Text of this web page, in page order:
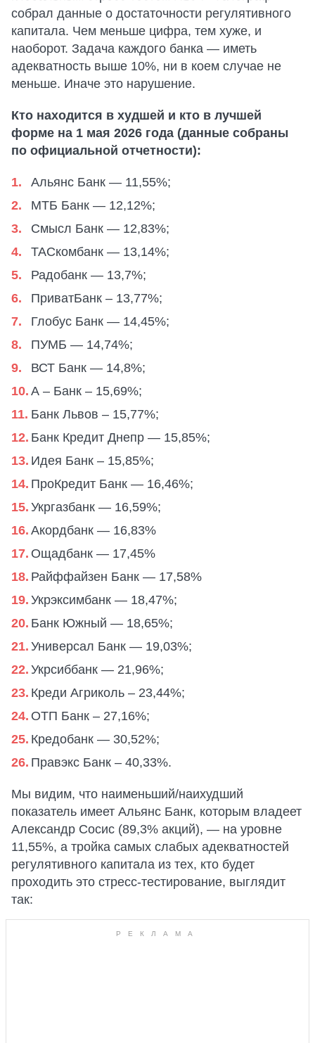
собрал данные о достаточности регулятивного
капитала. Чем меньше цифра, тем хуже, и
наоборот. Задача каждого банка — иметь
адекватность выше 10%, ни в коем случае не
меньше. Иначе это нарушение.
Кто находится в худшей и кто в лучшей
форме на 1 мая 2026 года (данные собраны
по официальной отчетности):
Альянс Банк — 11,55%;
МТБ Банк — 12,12%;
Смысл Банк — 12,83%;
ТАСкомбанк — 13,14%;
Радобанк — 13,7%;
ПриватБанк – 13,77%;
Глобус Банк — 14,45%;
ПУМБ — 14,74%;
ВСТ Банк — 14,8%;
А – Банк – 15,69%;
Банк Львов – 15,77%;
Банк Кредит Днепр — 15,85%;
Идея Банк – 15,85%;
ПроКредит Банк — 16,46%;
Укргазбанк — 16,59%;
Акордбанк — 16,83%
Ощадбанк — 17,45%
Райффайзен Банк — 17,58%
Укрэксимбанк — 18,47%;
Банк Южный — 18,65%;
Универсал Банк — 19,03%;
Укрсиббанк — 21,96%;
Креди Агриколь – 23,44%;
ОТП Банк – 27,16%;
Кредобанк — 30,52%;
Правэкс Банк – 40,33%.
Мы видим, что наименьший/наихудший
показатель имеет Альянс Банк, которым владеет
Александр Сосис (89,3% акций), — на уровне
11,55%, а тройка самых слабых адекватностей
регулятивного капитала из тех, кто будет
проходить это стресс-тестирование, выглядит
так: